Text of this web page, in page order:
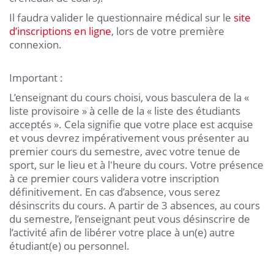
Il faudra valider le questionnaire médical sur le site
d’inscriptions en ligne, lors de votre première
connexion.
Important :
L’enseignant du cours choisi, vous basculera de la «
liste provisoire » à celle de la « liste des étudiants
acceptés ». Cela signifie que votre place est acquise
et vous devrez impérativement vous présenter au
premier cours du semestre, avec votre tenue de
sport, sur le lieu et à l'heure du cours. Votre présence
à ce premier cours validera votre inscription
définitivement. En cas d’absence, vous serez
désinscrits du cours. A partir de 3 absences, au cours
du semestre, l’enseignant peut vous désinscrire de
l’activité afin de libérer votre place à un(e) autre
étudiant(e) ou personnel.